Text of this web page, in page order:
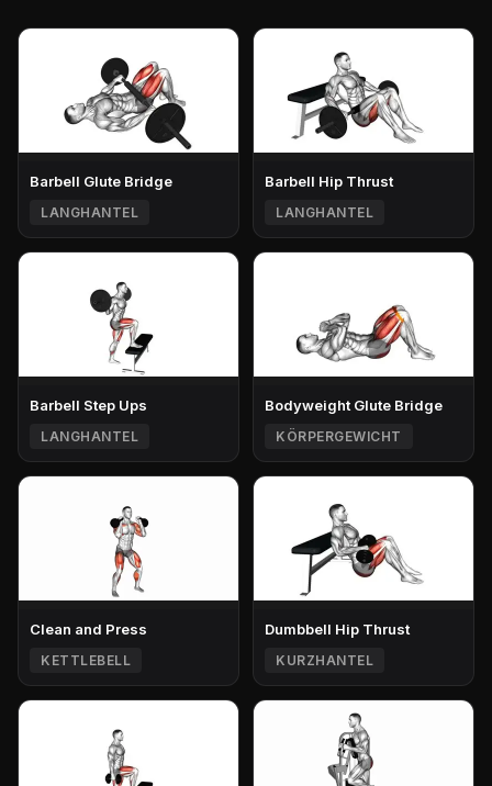
Barbell Glute Bridge
LANGHANTEL
Barbell Hip Thrust
LANGHANTEL
Barbell Step Ups
LANGHANTEL
Bodyweight Glute Bridge
KÖRPERGEWICHT
Clean and Press
KETTLEBELL
Dumbbell Hip Thrust
KURZHANTEL